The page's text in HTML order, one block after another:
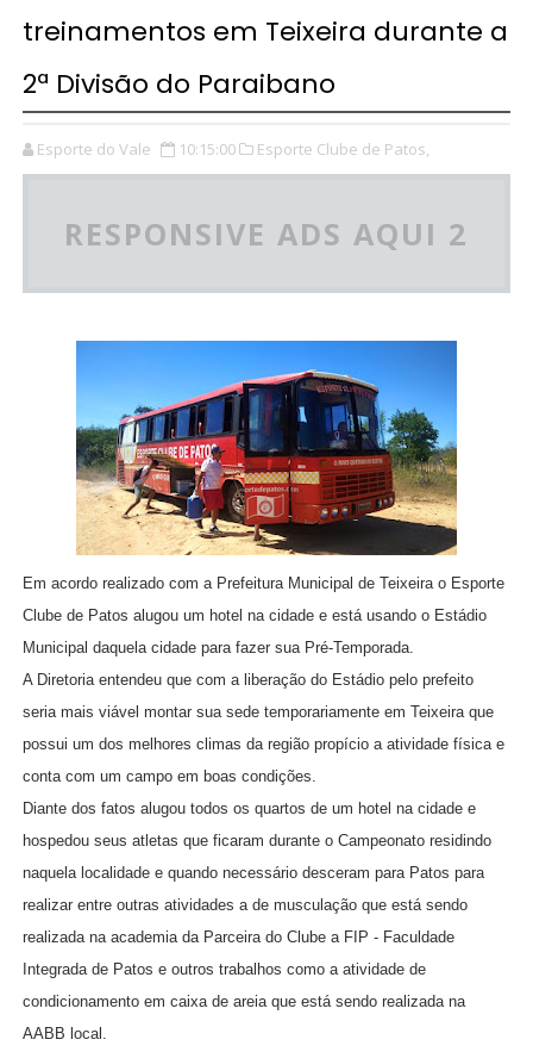
treinamentos em Teixeira durante a
2ª Divisão do Paraibano
Esporte do Vale 10:15:00 Esporte Clube de Patos,
RESPONSIVE ADS AQUI 2
Em acordo realizado com a Prefeitura Municipal de Teixeira o Esporte
Clube de Patos alugou um hotel na cidade e está usando o Estádio
Municipal daquela cidade para fazer sua Pré-Temporada.
A Diretoria entendeu que com a liberação do Estádio pelo prefeito
seria mais viável montar sua sede temporariamente em Teixeira que
possui um dos melhores climas da região propício a atividade física e
conta com um campo em boas condições.
Diante dos fatos alugou todos os quartos de um hotel na cidade e
hospedou seus atletas que ficaram durante o Campeonato residindo
naquela localidade e quando necessário desceram para Patos para
realizar entre outras atividades a de musculação que está sendo
realizada na academia da Parceira do Clube a FIP - Faculdade
Integrada de Patos e outros trabalhos como a atividade de
condicionamento em caixa de areia que está sendo realizada na
AABB local.